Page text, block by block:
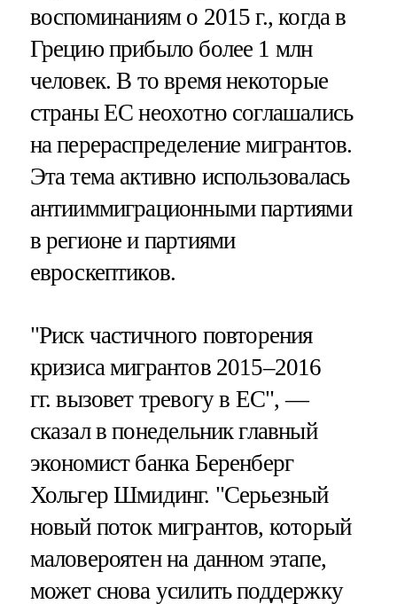
воспоминаниям о 2015 г., когда в
Грецию прибыло более 1 млн
человек. В то время некоторые
страны ЕС неохотно соглашались
на перераспределение мигрантов.
Эта тема активно использовалась
антииммиграционными партиями
в регионе и партиями
евроскептиков.
"Риск частичного повторения
кризиса мигрантов 2015–2016
гг. вызовет тревогу в ЕС", —
сказал в понедельник главный
экономист банка Беренберг
Хольгер Шмидинг. "Серьезный
новый поток мигрантов, который
маловероятен на данном этапе,
может снова усилить поддержку